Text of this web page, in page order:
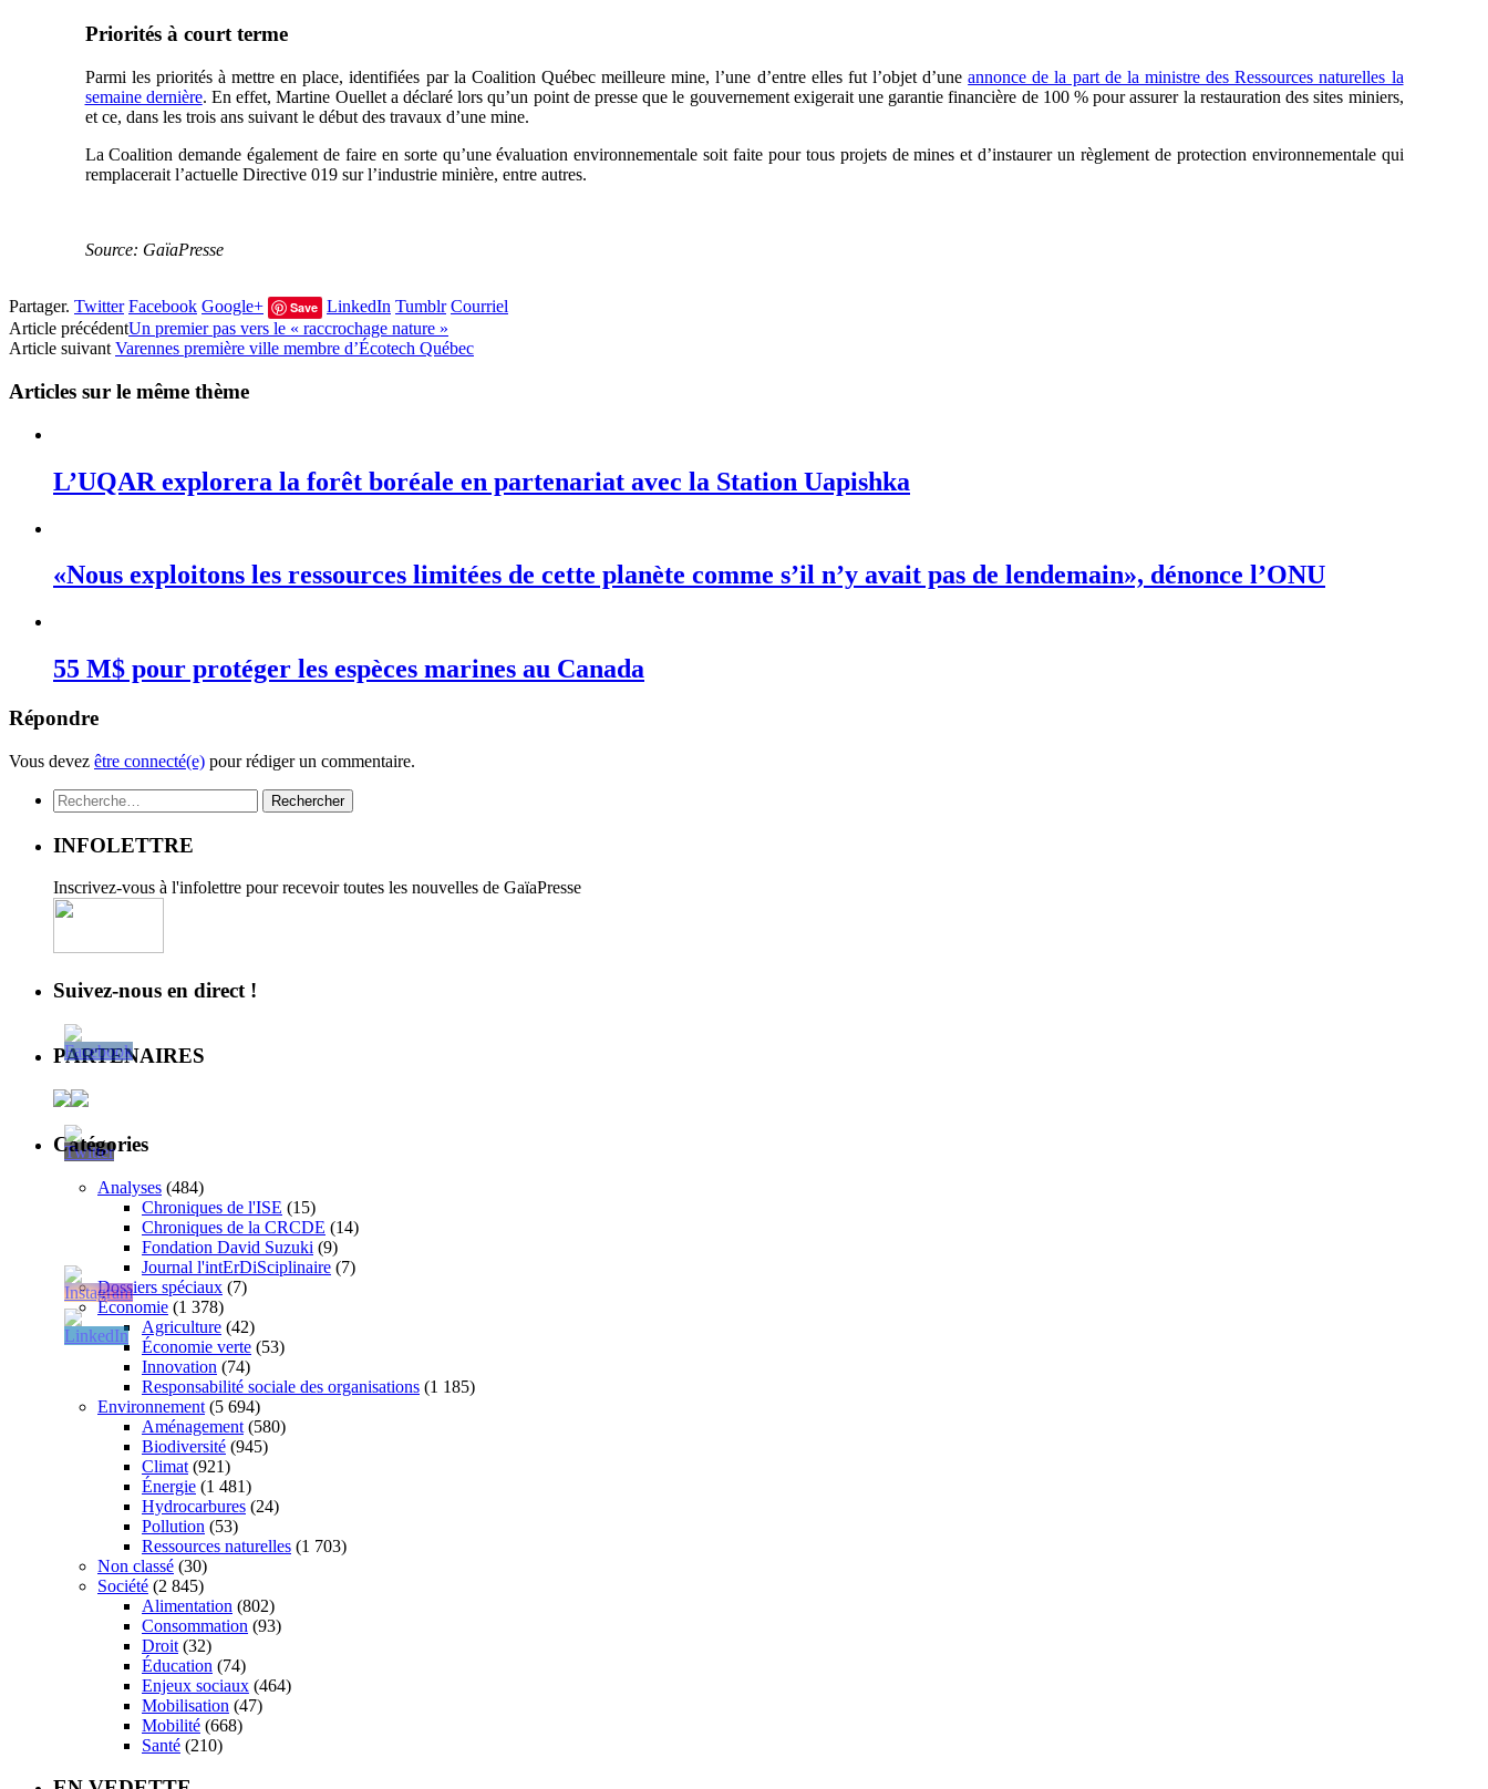
Priorités à court terme
Parmi les priorités à mettre en place, identifiées par la Coalition Québec meilleure mine, l’une d’entre elles fut l’objet d’uneannonce de la part de la ministre des Ressources naturelles la
semaine dernière. En effet, Martine Ouellet a déclaré lors qu’un point de presse que le gouvernement exigerait une garantie financière de 100 % pour assurer la restauration des sites miniers,
et ce, dans les trois ans suivant le début des travaux d’une mine.
La Coalition demande également de faire en sorte qu’une évaluation environnementale soit faite pour tous projets de mines et d’instaurer un règlement de protection environnementale qui
remplacerait l’actuelle Directive 019 sur l’industrie minière, entre autres.
Source: GaïaPresse
Partager. Twitter Facebook Google+ Save LinkedIn Tumblr Courriel
Article précédentUn premier pas vers le « raccrochage nature »
Article suivant Varennes première ville membre d’Écotech Québec
Articles sur le même thème
L’UQAR explorera la forêt boréale en partenariat avec la Station Uapishka
«Nous exploitons les ressources limitées de cette planète comme s’il n’y avait pas de lendemain», dénonce l’ONU
55 M$ pour protéger les espèces marines au Canada
Répondre
Vous devez être connecté(e) pour rédiger un commentaire.
Rechercher :
INFOLETTRE
Inscrivez-vous à l'infolettre pour recevoir toutes les nouvelles de GaïaPresse
Suivez-nous en direct !
PARTENAIRES
Catégories
Analyses (484)
Chroniques de l'ISE (15)
Chroniques de la CRCDE (14)
Fondation David Suzuki (9)
Journal l'intErDiSciplinaire (7)
Dossiers spéciaux (7)
Économie (1 378)
Agriculture (42)
Économie verte (53)
Innovation (74)
Responsabilité sociale des organisations (1 185)
Environnement (5 694)
Aménagement (580)
Biodiversité (945)
Climat (921)
Énergie (1 481)
Hydrocarbures (24)
Pollution (53)
Ressources naturelles (1 703)
Non classé (30)
Société (2 845)
Alimentation (802)
Consommation (93)
Droit (32)
Éducation (74)
Enjeux sociaux (464)
Mobilisation (47)
Mobilité (668)
Santé (210)